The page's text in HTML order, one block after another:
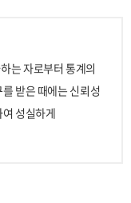
는 자로부터 통계의
받은 때에는 신뢰성
성실하게